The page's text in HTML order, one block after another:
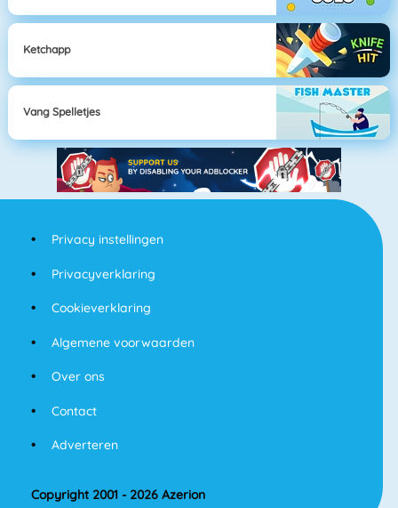
Ketchapp
Vang Spelletjes
Privacy instellingen
Privacyverklaring
Cookieverklaring
Algemene voorwaarden
Over ons
Contact
Adverteren
Copyright 2001 - 2026 Azerion